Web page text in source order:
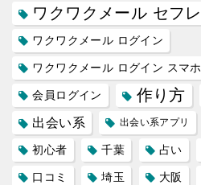
ワクワクメール セフレ
ワクワクメール ログイン
ワクワクメール ログイン スマホ
会員ログイン 作り方
出会い系 出会い系アプリ
初心者 千葉 占い
口コミ 埼玉 大阪